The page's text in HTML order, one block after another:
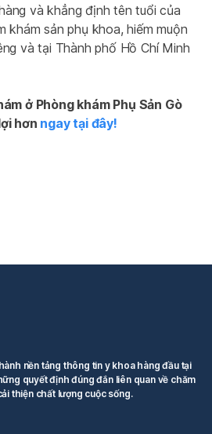
và khẳng định tên tuổi của
khám sản phụ khoa, hiếm muộn
và tại Thành phố Hồ Chí Minh
ở Phòng khám Phụ Sản Gò
hơn ngay tại đây!
nền tảng thông tin y khoa hàng đầu tại
quyết định đúng đắn liên quan về chăm
thiện chất lượng cuộc sống.